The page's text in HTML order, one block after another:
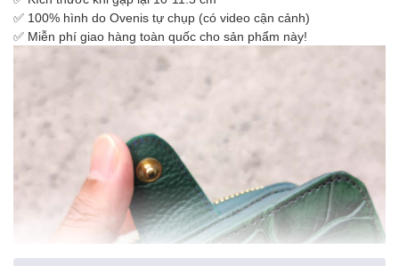
✅ 100% hình do Ovenis tự chụp (có video cận cảnh)
✅ Miễn phí giao hàng toàn quốc cho sản phẩm này!